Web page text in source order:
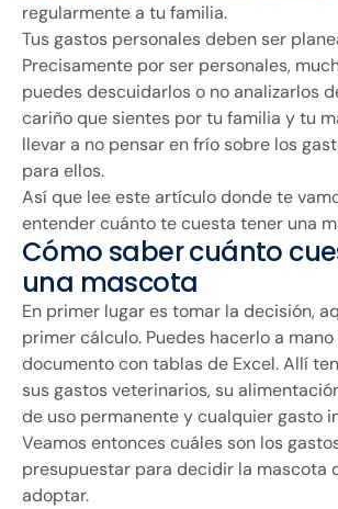
regularmente a tu familia.
Tus gastos personales deben ser
Precisamente por ser personales,
puedes descuidarlos o no analizarlos
cariño que sientes por tu familia y tu
llevar a no pensar en frío sobre los
para ellos.
Así que lee este artículo donde te
entender cuánto te cuesta tener una
Cómo saber cuánto
una mascota
En primer lugar es tomar la decisión,
primer cálculo. Puedes hacerlo a mano
documento con tablas de Excel. Allí
sus gastos veterinarios, su
de uso permanente y cualquier gasto
Veamos entonces cuáles son los
presupuestar para decidir la mascota
adoptar.